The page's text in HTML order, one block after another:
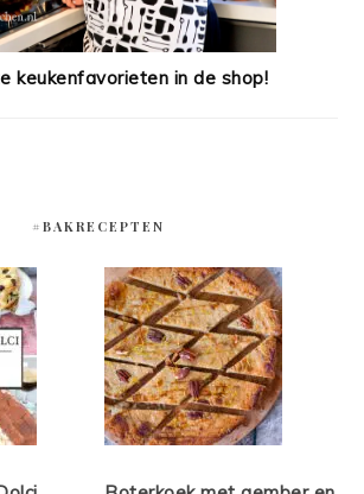
keukenfavorieten in de shop!
#BAKRECEPTEN